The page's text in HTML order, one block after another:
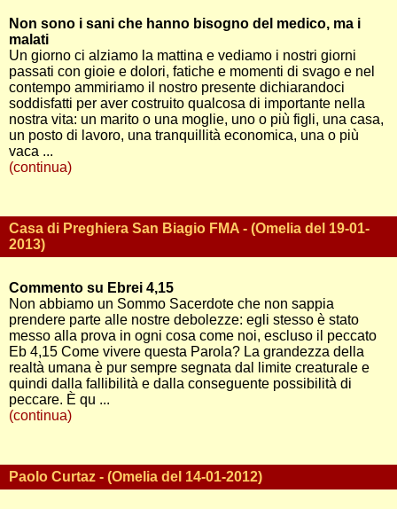
Non sono i sani che hanno bisogno del medico, ma i
malati
Un giorno ci alziamo la mattina e vediamo i nostri giorni
passati con gioie e dolori, fatiche e momenti di svago e nel
contempo ammiriamo il nostro presente dichiarandoci
soddisfatti per aver costruito qualcosa di importante nella
nostra vita: un marito o una moglie, uno o più figli, una casa,
un posto di lavoro, una tranquillità economica, una o più
vaca ...
(continua)
Casa di Preghiera San Biagio FMA - (Omelia del 19-01-
2013)
Commento su Ebrei 4,15
Non abbiamo un Sommo Sacerdote che non sappia
prendere parte alle nostre debolezze: egli stesso è stato
messo alla prova in ogni cosa come noi, escluso il peccato
Eb 4,15 Come vivere questa Parola? La grandezza della
realtà umana è pur sempre segnata dal limite creaturale e
quindi dalla fallibilità e dalla conseguente possibilità di
peccare. È qu ...
(continua)
Paolo Curtaz - (Omelia del 14-01-2012)